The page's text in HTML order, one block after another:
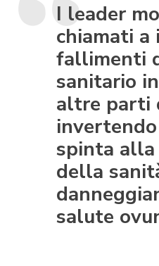
I leader
chiamati a
fallimenti
sanitario
altre parti
spinta alla
della
salute